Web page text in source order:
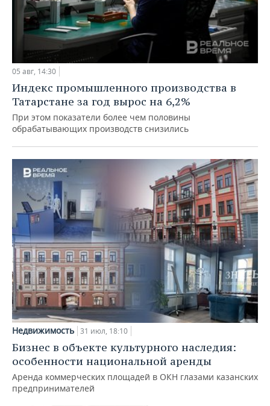
05 авг, 14:30
Индекс промышленного производства в
Татарстане за год вырос на 6,2%
При этом показатели более чем половины
обрабатывающих производств снизились
Недвижимость 31 июл, 18:10
Бизнес в объекте культурного наследия:
особенности национальной аренды
Аренда коммерческих площадей в ОКН глазами казанских
предпринимателей